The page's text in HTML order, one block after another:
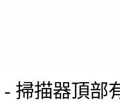
- 掃描器頂部